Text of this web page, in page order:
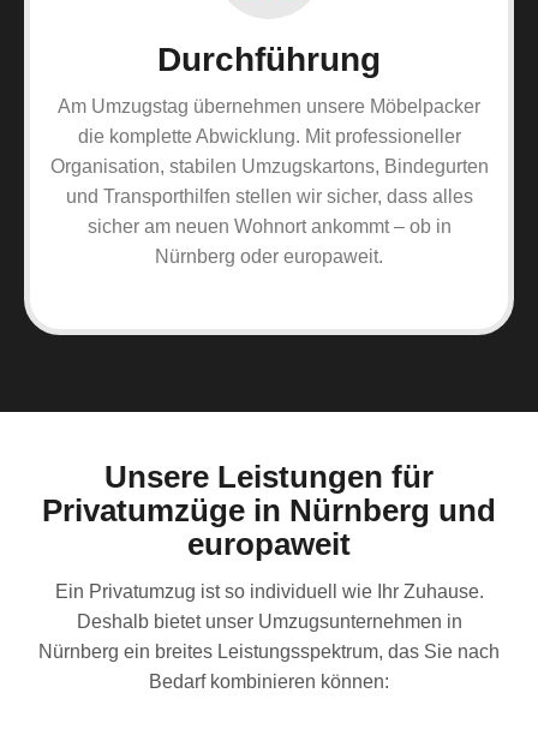
Durchführung
Am Umzugstag übernehmen unsere Möbelpacker
die komplette Abwicklung. Mit professioneller
Organisation, stabilen Umzugskartons, Bindegurten
und Transporthilfen stellen wir sicher, dass alles
sicher am neuen Wohnort ankommt – ob in
Nürnberg oder europaweit.
Unsere Leistungen für
Privatumzüge in Nürnberg und
europaweit
Ein Privatumzug ist so individuell wie Ihr Zuhause.
Deshalb bietet unser Umzugsunternehmen in
Nürnberg ein breites Leistungsspektrum, das Sie nach
Bedarf kombinieren können: